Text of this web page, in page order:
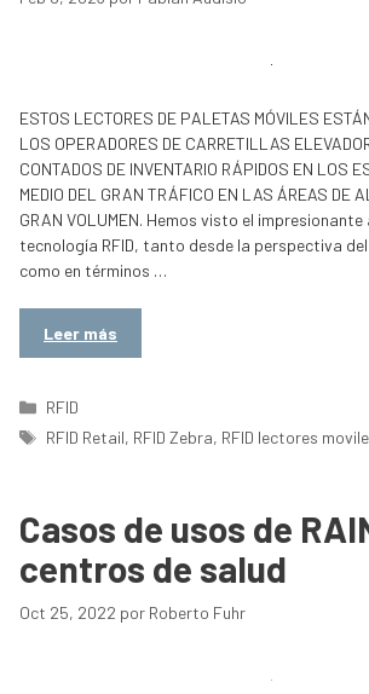
ESTOS LECTORES DE PALETAS MÓVILES
LOS OPERADORES DE CARRETILLAS
CONTADOS DE INVENTARIO RÁPIDOS EN LOS
MEDIO DEL GRAN TRÁFICO EN LAS ÁREAS DE
GRAN VOLUMEN. Hemos visto el
tecnología RFID, tanto desde la perspectiva
como en términos …
Leer más
Categorías
RFID
Etiquetas
RFID Retail, RFID Zebra, RFID lectores
Casos de usos de
centros de salud
Oct 25, 2022 por Roberto Fuhr